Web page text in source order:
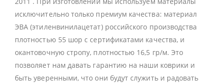
исключительно только премиум качества: материал
ЭВА (этиленвинилацетат) российского производства
плотностью 55 шор с сертификатами качества, и
окантовочную стропу, плотностью 16,5 гр/м. Это
позволяет нам давать гарантию на наши коврики и
быть уверенными, что они будут служить и радовать